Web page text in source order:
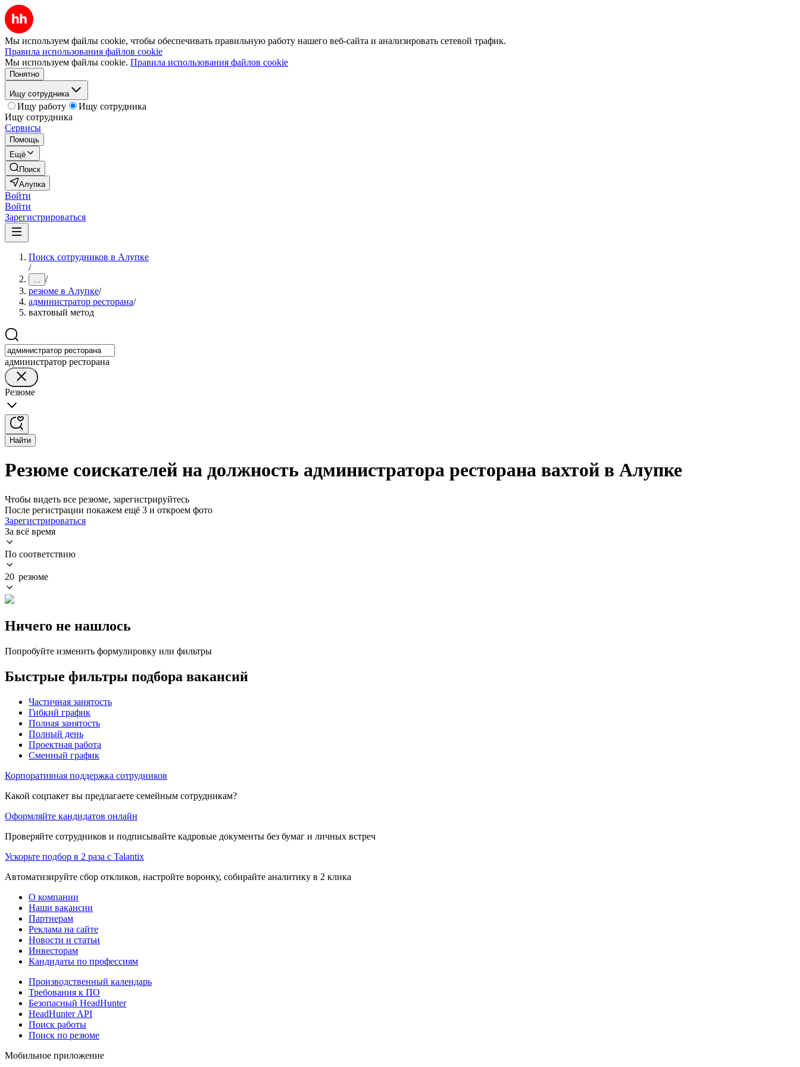
Мы используем файлы cookie, чтобы обеспечивать правильную работу нашего веб-сайта и анализировать сетевой трафик.
Правила использования файлов cookie
Мы используем файлы cookie. Правила использования файлов cookie
Понятно
Ищу сотрудника
Ищу работу
Ищу сотрудника
Ищу сотрудника
Сервисы
Помощь
Ещё
Поиск
Алупка
Войти
Войти
Зарегистрироваться
Поиск сотрудников в Алупке
/
... /
резюме в Алупке/
администратор ресторана/
вахтовый метод
администратор ресторана
Резюме
Найти
Резюме соискателей на должность администратора ресторана вахтой в Алупке
Чтобы видеть все резюме, зарегистрируйтесь
После регистрации покажем ещё 3 и откроем фото
Зарегистрироваться
За всё время
По соответствию
20 резюме
Ничего не нашлось
Попробуйте изменить формулировку или фильтры
Быстрые фильтры подбора вакансий
Частичная занятость
Гибкий график
Полная занятость
Полный день
Проектная работа
Сменный график
Корпоративная поддержка сотрудников
Какой соцпакет вы предлагаете семейным сотрудникам?
Оформляйте кандидатов онлайн
Проверяйте сотрудников и подписывайте кадровые документы без бумаг и личных встреч
Ускорьте подбор в 2 раза с Talantix
Автоматизируйте сбор откликов, настройте воронку, собирайте аналитику в 2 клика
О компании
Наши вакансии
Партнерам
Реклама на сайте
Новости и статьи
Инвесторам
Кандидаты по профессиям
Производственный календарь
Требования к ПО
Безопасный HeadHunter
HeadHunter API
Поиск работы
Поиск по резюме
Мобильное приложение